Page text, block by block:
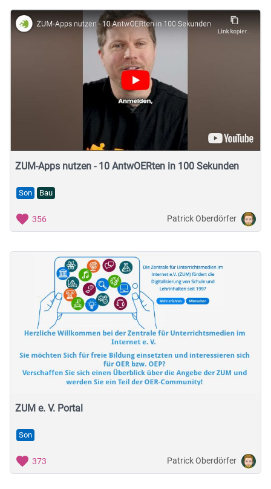
ZUM-Apps nutzen - 10 AntwOERten in 100 Sekunden
Son Bau
356 Patrick Oberdörfer
ZUM e. V. Portal
Son
373 Patrick Oberdörfer